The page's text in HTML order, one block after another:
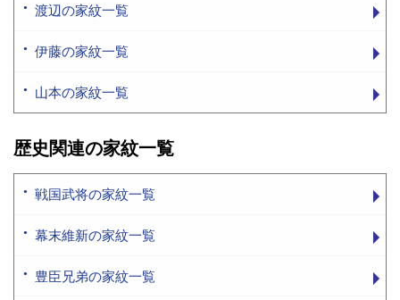
渡辺の家紋一覧
伊藤の家紋一覧
山本の家紋一覧
歴史関連の家紋一覧
戦国武将の家紋一覧
幕末維新の家紋一覧
豊臣兄弟の家紋一覧